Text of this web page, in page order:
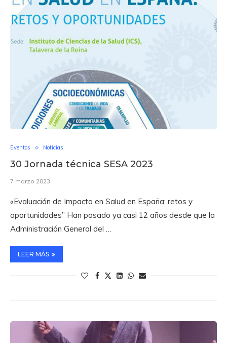
Eventos Noticias
30 Jornada técnica SESA 2023
7 marzo 2023
«Evaluación de Impacto en Salud en España: retos y
oportunidades” Han pasado ya casi 12 años desde que la
Administración General del …
LEER MÁS